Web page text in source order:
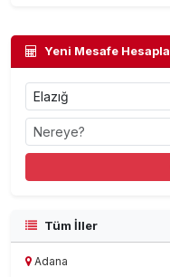
Yeni Mesafe Hesapla
Tüm İller
Adana